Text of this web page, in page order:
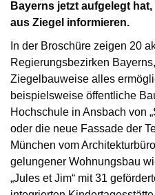
Bayerns jetzt aufgelegt
aus Ziegel informieren.
In der Broschüre zeigen 20
Regierungsbezirken
Ziegelbauweise alles
beispielsweise öffentliche
Hochschule in Ansbach von
oder die neue Fassade der
München vom
gelungener Wohnungsbau
„Jules et Jim“ mit 31